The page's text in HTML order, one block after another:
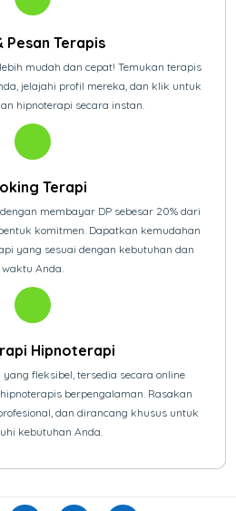
Pesan Terapis
mudah dan cepat! Temukan terapis
jelajahi profil mereka, dan klik untuk
hipnoterapi secara instan.
Terapi
membayar DP sebesar 20% dari
komitmen. Dapatkan kemudahan
yang sesuai dengan kebutuhan dan
waktu Anda.
Hipnoterapi
fleksibel, tersedia secara online
berpengalaman. Rasakan
dan dirancang khusus untuk
kebutuhan Anda.